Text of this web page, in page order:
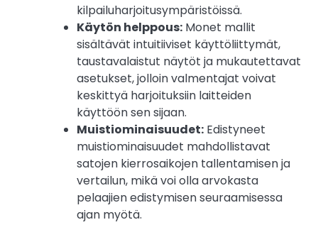
kilpailuharjoitusympäristöissä.
Käytön helppous: Monet mallit
sisältävät intuitiiviset käyttöliittymät,
taustavalaistut näytöt ja mukautettavat
asetukset, jolloin valmentajat voivat
keskittyä harjoituksiin laitteiden
käyttöön sen sijaan.
Muistiominaisuudet: Edistyneet
muistiominaisuudet mahdollistavat
satojen kierrosaikojen tallentamisen ja
vertailun, mikä voi olla arvokasta
pelaajien edistymisen seuraamisessa
ajan myötä.